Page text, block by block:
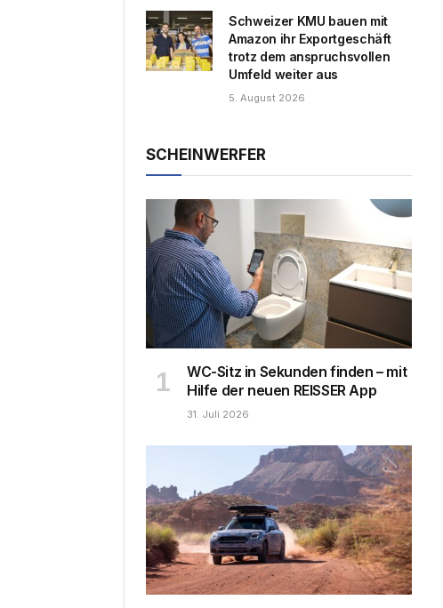
Schweizer KMU bauen mit
Amazon ihr Exportgeschäft
trotz dem anspruchsvollen
Umfeld weiter aus
5. August 2026
SCHEINWERFER
WC-Sitz in Sekunden finden – mit
Hilfe der neuen REISSER App
31. Juli 2026